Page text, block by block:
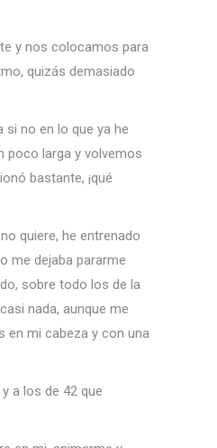
y nos colocamos para
quizás demasiado
no en lo que ya he
poco larga y volvemos
bastante, ¡qué
quiere, he entrenado
me dejaba pararme
sobre todo los de la
nada, aunque me
en mi cabeza y con una
a los de 42 que